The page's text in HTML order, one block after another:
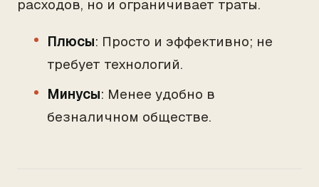
расходов, но и ограничивает траты.
Плюсы: Просто и эффективно; не
требует технологий.
Минусы: Менее удобно в
безналичном обществе.